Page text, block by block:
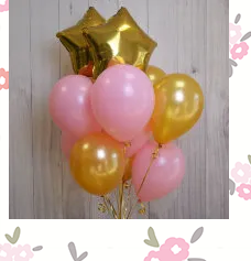
избранное сравнить